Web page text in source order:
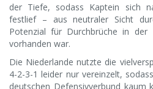
der Tiefe, sodass Kaptein sich
festlief – aus neutraler Sicht
Potenzial für Durchbrüche in der
vorhanden war.
Die Niederlande nutzte die
4-2-3-1 leider nur vereinzelt,
deutschen Defensivverbund kaum